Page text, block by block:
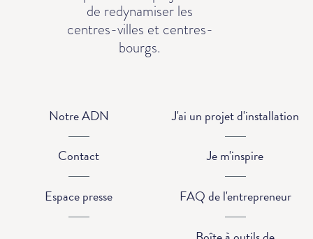
de redynamiser les
centres-villes et centres-
bourgs.
Notre ADN
Contact
Espace presse
J'ai un projet d'installation
Je m'inspire
FAQ de l'entrepreneur